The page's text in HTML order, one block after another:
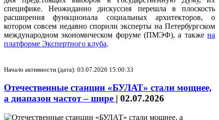
специфике. Неожиданно дискуссия перешла в плоскость
расширения функционала социальных архитекторов, о
котором совсем недавно спорили эксперты на Петербургском
международном экономическом форуме (ПМЭФ), а также на
платформе Экспертного клуба.
Начало активности (дата): 03.07.2026 15:00:33
Отечественные станции «БУЛАТ» стали мощнее,
а диапазон частот – шире | 02.07.2026